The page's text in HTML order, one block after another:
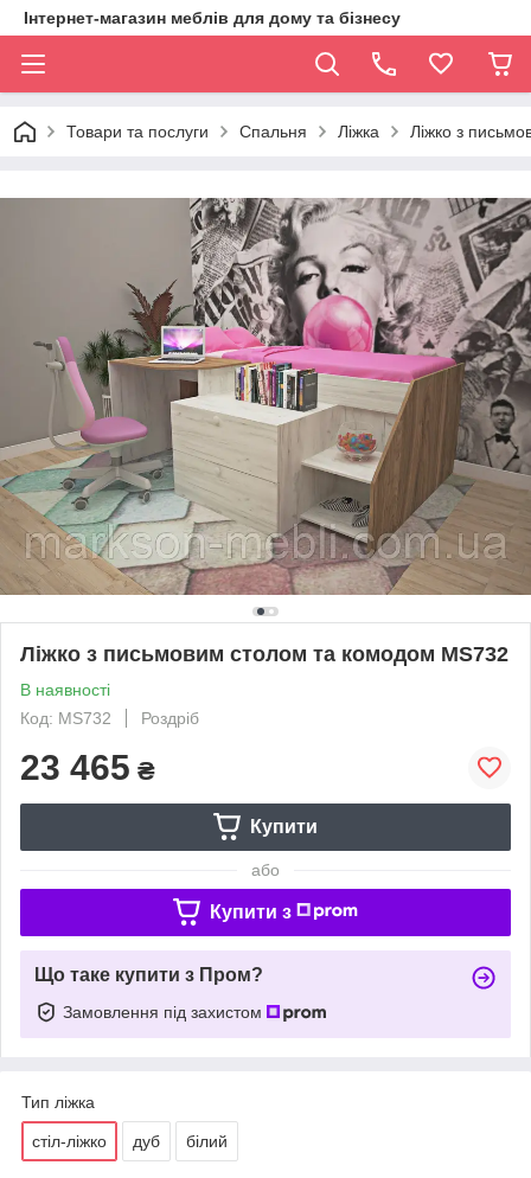
Інтернет-магазин меблів для дому та бізнесу
Товари та послуги Спальня Ліжка Ліжко з
Ліжко з письмовим столом та комодом MS732
В наявності
Код: MS732
Роздріб
23 465 ₴
Купити
або
Купити з
Що таке купити з Пром?
Замовлення під захистом
Тип ліжка
стіл-ліжко дуб білий